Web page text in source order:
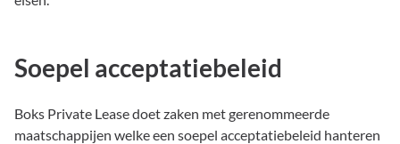
Soepel acceptatiebeleid
Boks Private Lease doet zaken met gerenommeerde
maatschappijen welke een soepel acceptatiebeleid hanteren